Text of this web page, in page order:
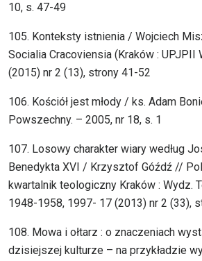
10, s. 47-49
105. Konteksty istnienia / Wojciech
Socialia Cracoviensia (Kraków : UPJPII
(2015) nr 2 (13), strony 41-52
106. Kościół jest młody / ks. Adam
Powszechny. – 2005, nr 18, s. 1
107. Losowy charakter wiary według
Benedykta XVI / Krzysztof Góźdź //
kwartalnik teologiczny Kraków : Wydz.
1948-1958, 1997- 17 (2013) nr 2 (33),
108. Mowa i ołtarz : o znaczeniach
dzisiejszej kulturze – na przykładzie